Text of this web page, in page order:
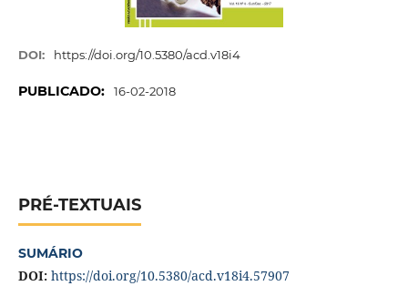
DOI: https://doi.org/10.5380/acd.v18i4
PUBLICADO: 16-02-2018
PRÉ-TEXTUAIS
SUMÁRIO
DOI: https://doi.org/10.5380/acd.v18i4.57907